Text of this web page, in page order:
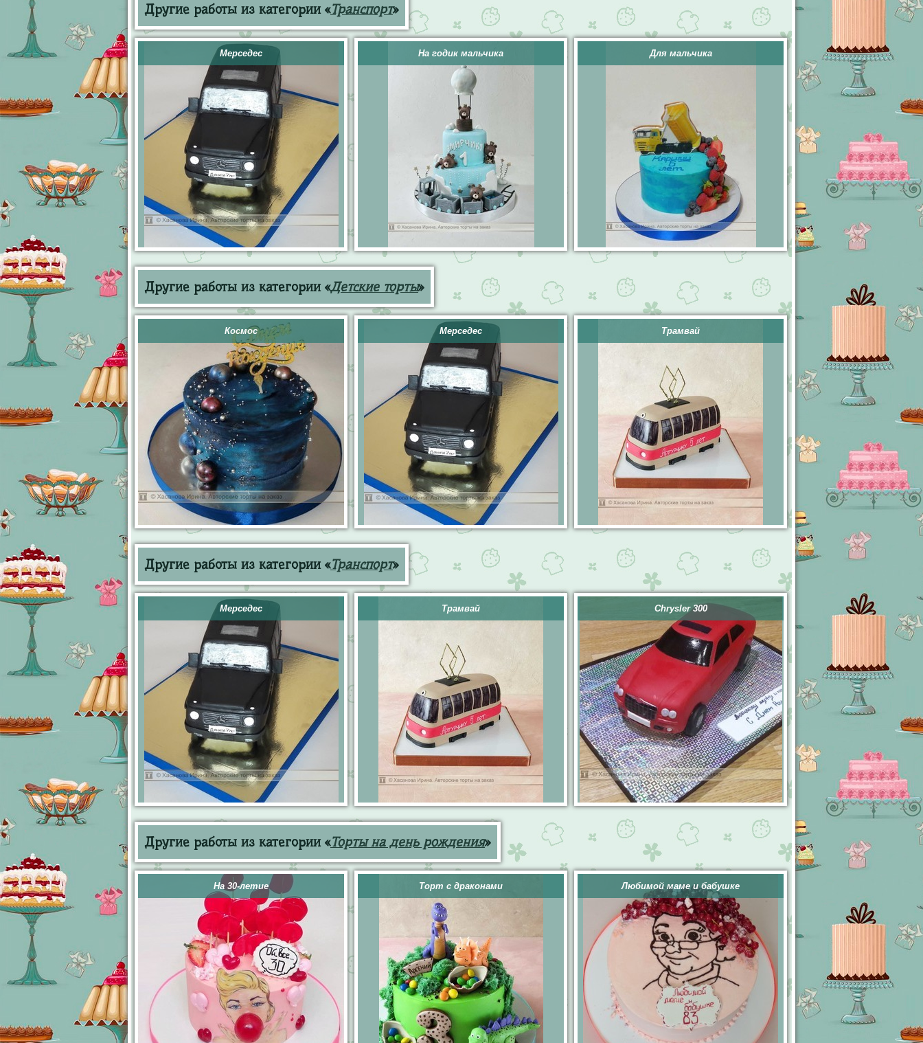
Другие работы из категории «Транспорт»
Мерседес На годик мальчика Для мальчика
Другие работы из категории «Детские торты»
Космос Мерседес Трамвай
Другие работы из категории «Транспорт»
Мерседес Трамвай Chrysler 300
Другие работы из категории «Торты на день рождения»
На 30-летие Торт с драконами Любимой маме и бабушке